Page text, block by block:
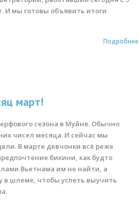
И мы готовы объявить итоги
Подробнее
март!
сезона в Муйне. Обычно
чисел месяца. И сейчас мы
В марте девчонки всё реже
бикини, как будто
Вьетнама им не найти, а
в шлеме, чтобы успеть выучить